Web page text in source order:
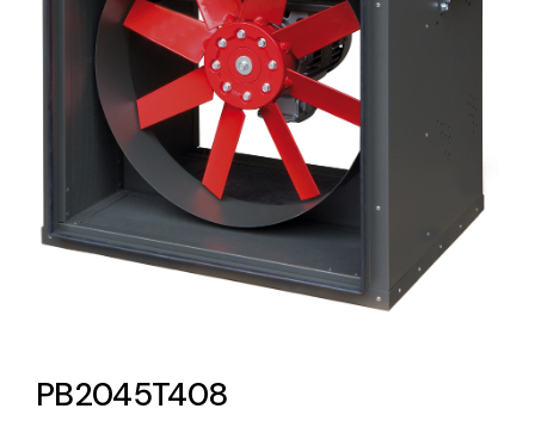
Lighting and Electrical
Equipment
Complete solutions in lighting and electrical
material for each project and need
Amplia gama de ventiladores y equipos de
PB2045T408